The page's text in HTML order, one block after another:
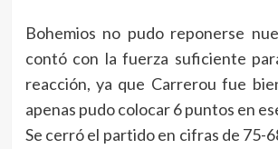
Bohemios no pudo reponerse
contó con la fuerza suficiente
reacción, ya que Carrerou fue
apenas pudo colocar 6 puntos en
Se cerró el partido en cifras de 75-